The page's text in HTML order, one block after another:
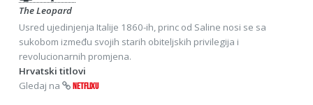
The Leopard
Usred ujedinjenja Italije 1860-ih, princ od Saline nosi se sa
sukobom između svojih starih obiteljskih privilegija i
revolucionarnih promjena.
Hrvatski titlovi
Gledaj na
NETFLIXU